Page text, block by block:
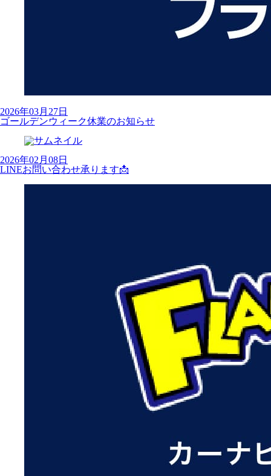
2026年03月27日
ゴールデンウィーク休業のお知らせ
2026年02月08日
LINEお問い合わせ承ります📩